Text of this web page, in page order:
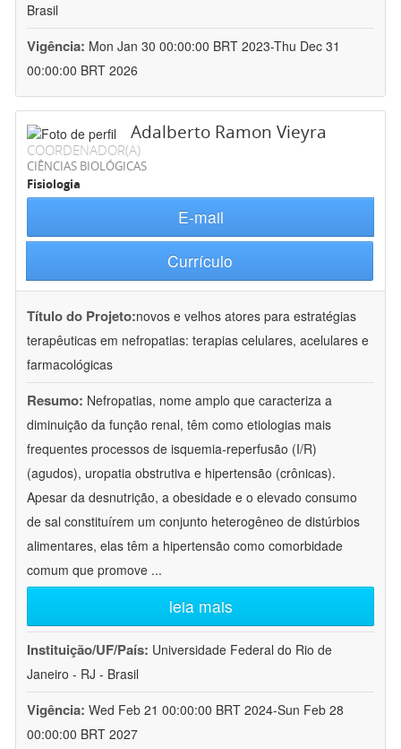
Brasil
Vigência: Mon Jan 30 00:00:00 BRT 2023-Thu Dec 31
00:00:00 BRT 2026
Adalberto Ramon Vieyra
COORDENADOR(A)
CIÊNCIAS BIOLÓGICAS
Fisiologia
E-mail
Currículo
Título do Projeto:novos e velhos atores para estratégias
terapêuticas em nefropatias: terapias celulares, acelulares e
farmacológicas
Resumo: Nefropatias, nome amplo que caracteriza a
diminuição da função renal, têm como etiologias mais
frequentes processos de isquemia-reperfusão (I/R)
(agudos), uropatia obstrutiva e hipertensão (crônicas).
Apesar da desnutrição, a obesidade e o elevado consumo
de sal constituírem um conjunto heterogêneo de distúrbios
alimentares, elas têm a hipertensão como comorbidade
comum que promove ...
leia mais
Instituição/UF/País: Universidade Federal do Rio de
Janeiro - RJ - Brasil
Vigência: Wed Feb 21 00:00:00 BRT 2024-Sun Feb 28
00:00:00 BRT 2027